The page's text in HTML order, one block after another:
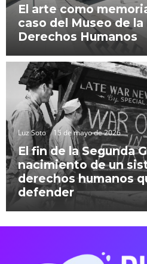
El arte como
caso del Museo de
Derechos Humanos
Luz Soto 15 de mayo de 2026
El fin de la Segunda
nacimiento de un
derechos humanos
defender